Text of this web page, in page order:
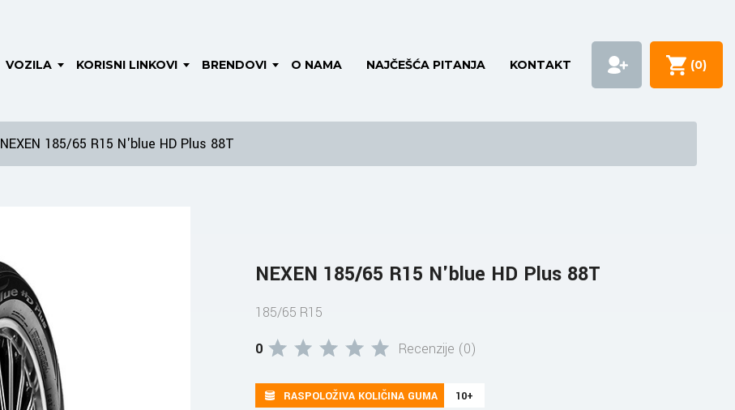
VOZILA KORISNI LINKOVI BRENDOVI O NAMA NAJČEŠĆA PITANJA KONTAKT (0)
NEXEN 185/65 R15 N'blue HD Plus 88T
NEXEN 185/65 R15 N'blue HD Plus 88T
185/65 R15
0
Recenzije (0)
RASPOLOŽIVA KOLIČINA GUMA 10+